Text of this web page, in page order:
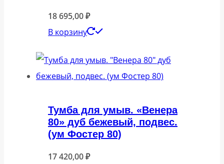
18 695,00₽
В корзину
Тумба для умыв. «Венера
80» дуб бежевый, подвес.
(ум Фостер 80)
17 420,00₽